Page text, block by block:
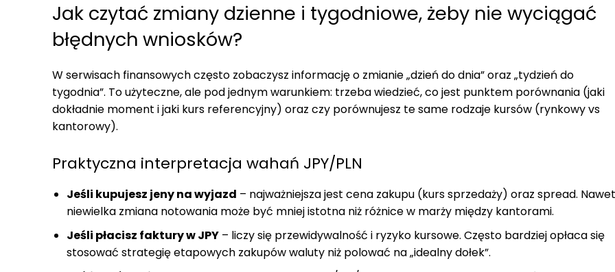
Jak czytać zmiany dzienne i tygodniowe, żeby nie wyciągać
błędnych wniosków?
W serwisach finansowych często zobaczysz informację o zmianie „dzień do dnia” oraz „tydzień do
tygodnia”. To użyteczne, ale pod jednym warunkiem: trzeba wiedzieć, co jest punktem porównania (jaki
dokładnie moment i jaki kurs referencyjny) oraz czy porównujesz te same rodzaje kursów (rynkowy vs
kantorowy).
Praktyczna interpretacja wahań JPY/PLN
Jeśli kupujesz jeny na wyjazd – najważniejsza jest cena zakupu (kurs sprzedaży) oraz spread. Nawet
niewielka zmiana notowania może być mniej istotna niż różnice w marży między kantorami.
Jeśli płacisz faktury w JPY – liczy się przewidywalność i ryzyko kursowe. Często bardziej opłaca się
stosować strategię etapowych zakupów waluty niż polować na „idealny dołek”.